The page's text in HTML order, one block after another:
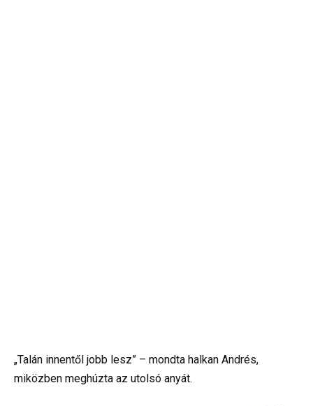
„Talán innentől jobb lesz” – mondta halkan Andrés,
miközben meghúzta az utolsó anyát.